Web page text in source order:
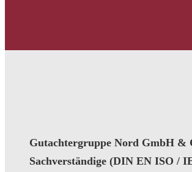
Gutachtergruppe Nord GmbH
Sachverständige (DIN EN ISO /